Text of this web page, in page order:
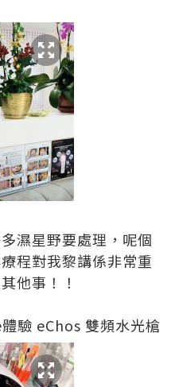
濕星野要處理，呢個
程對我黎講係非常重
他事！！
驗 eChos 雙頻水光槍